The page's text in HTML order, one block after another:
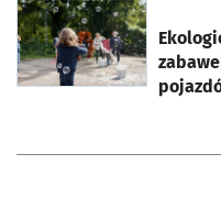
otworzy się w nowej